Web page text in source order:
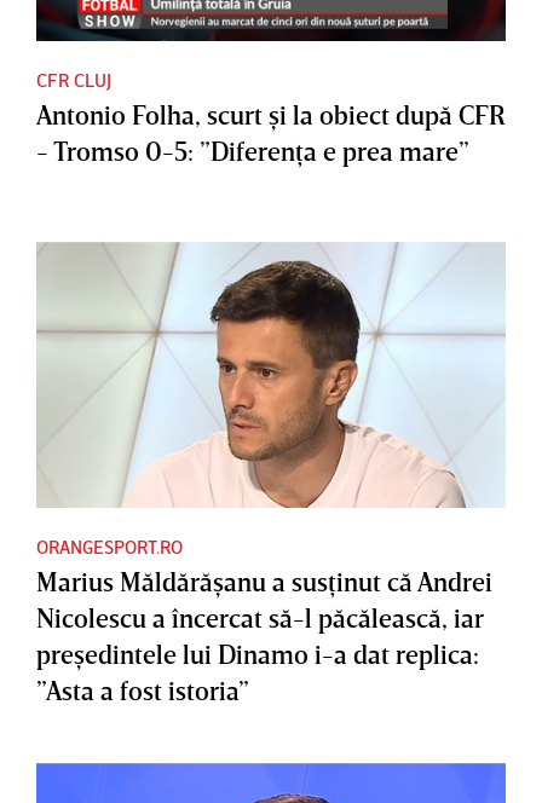
CFR CLUJ
Antonio Folha, scurt şi la obiect după CFR
- Tromso 0-5: ”Diferenţa e prea mare”
ORANGESPORT.RO
Marius Măldărăşanu a susţinut că Andrei
Nicolescu a încercat să-l păcălească, iar
preşedintele lui Dinamo i-a dat replica:
”Asta a fost istoria”